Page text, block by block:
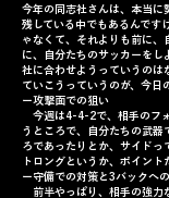
今年の同志社さんは、本当に
残している中でもあるんです
ゃなくて、それよりも前に、
に、自分たちのサッカーをし
社に合わせようっていうのは
ていこうっていうのが、今日
ー攻撃面での狙い
今週は4-4-2で、相手のフ
うところで、自分たちの武器
ろであったりとか、サイドっ
トロングというか、ポイント
ー守備での対策と3バックへ
前半やっぱり、相手の強力